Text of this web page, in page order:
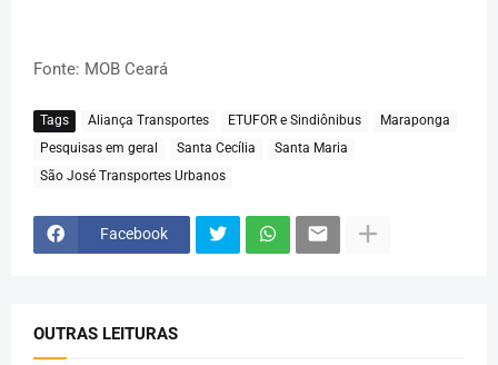
Fonte: MOB Ceará
Tags Aliança Transportes ETUFOR e Sindiônibus
Maraponga
Pesquisas em geral
Santa Cecília
Santa Maria
São José Transportes Urbanos
Facebook
OUTRAS LEITURAS